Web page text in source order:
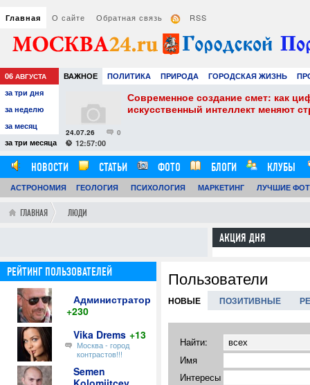
Главная О сайте Обратная связь RSS
06 АВГУСТА ВАЖНОЕ ПОЛИТИКА ПРИРОДА ГОРОДСКАЯ ЖИЗНЬ
ТЕХНОЛОГИИ
за три дня
за неделю
за месяц
за три месяца
и
0
24.07.26
12:57:00
Современное создание смет: как
искусственный интеллект меняют
НОВОСТИ СТАТЬИ ФОТО БЛОГИ
КЛУБЫ
ОБЗОРЫ
ВИДЕОРЕПОРТАЖИ
АСТРОНОМИЯ ГЕОЛОГИЯ ПСИХОЛОГИЯ МАРКЕТИНГ ЛУЧШИЕ
ГЛАВНАЯ ЛЮДИ
АКЦИЯ ДНЯ
Пользователи
НОВЫЕ ПОЗИТИВНЫЕ
Найти:
Имя
Интересы
РЕЙТИНГ ПОЛЬЗОВАТЕЛЕЙ
Администратор
+230
Vika Drems +13
Москва - город
контрастов!!!
Semen